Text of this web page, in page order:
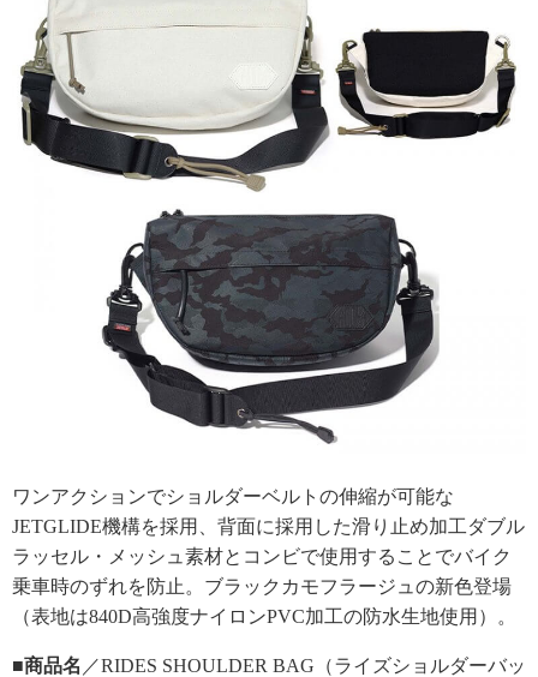
ワンアクションでショルダーベルトの伸縮が可能な
JETGLIDE機構を採用、背面に採用した滑り止め加工ダブル
ラッセル・メッシュ素材とコンビで使用することでバイク
乗車時のずれを防止。ブラックカモフラージュの新色登場
（表地は840D高強度ナイロンPVC加工の防水生地使用）。
■商品名 ／RIDES SHOULDER BAG（ライズショルダーバッ